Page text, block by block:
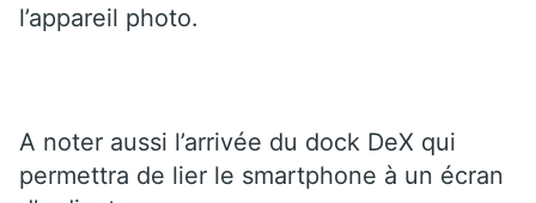
l’appareil photo.
A noter aussi l’arrivée du dock DeX qui
permettra de lier le smartphone à un écran